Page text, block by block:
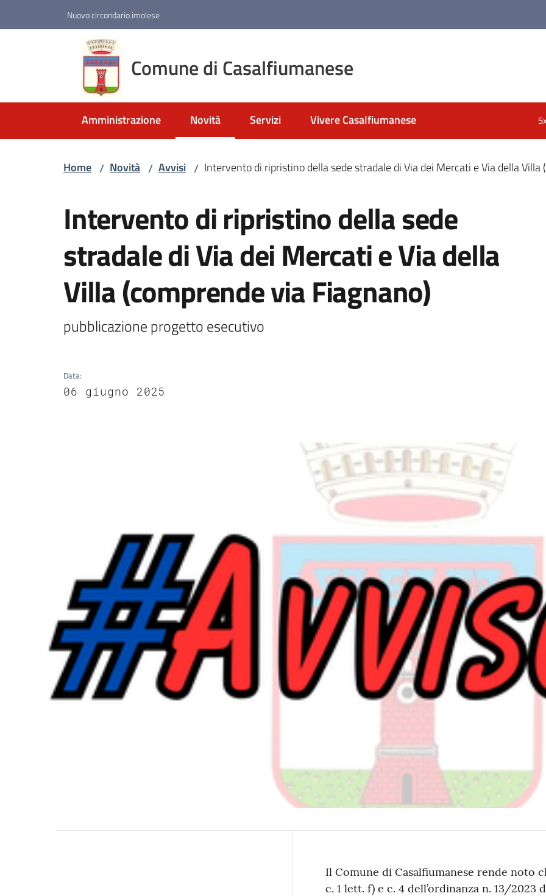
Nuovo circondario imolese
Comune di Casalfiumanese
Amministrazione Novità
Menu selezionato
Servizi Vivere Casalfiumanese
Home / Novità / Avvisi / Intervento di ripristino della sede stradale di Via dei Mercati e Via della Villa
Intervento di ripristino della sede
stradale di Via dei Mercati e Via della
Villa (comprende via Fiagnano)
pubblicazione progetto esecutivo
Data:
06 giugno 2025
Contenuto
Il Comune di Casalfiumanese rende noto
c. 1 lett. f) e c. 4 dell’ordinanza n. 13/